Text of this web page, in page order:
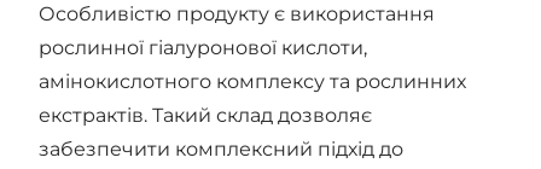
Особливістю продукту є використання
рослинної гіалуронової кислоти,
амінокислотного комплексу та рослинних
екстрактів. Такий склад дозволяє
забезпечити комплексний підхід до